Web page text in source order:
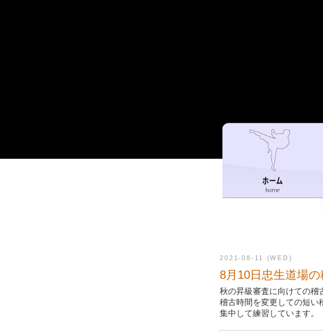
2021-08-11 (WED)
8月10日忠生道場
秋の昇級審査に向けての稽
稽古時間を変更しての短い
集中して練習しています。